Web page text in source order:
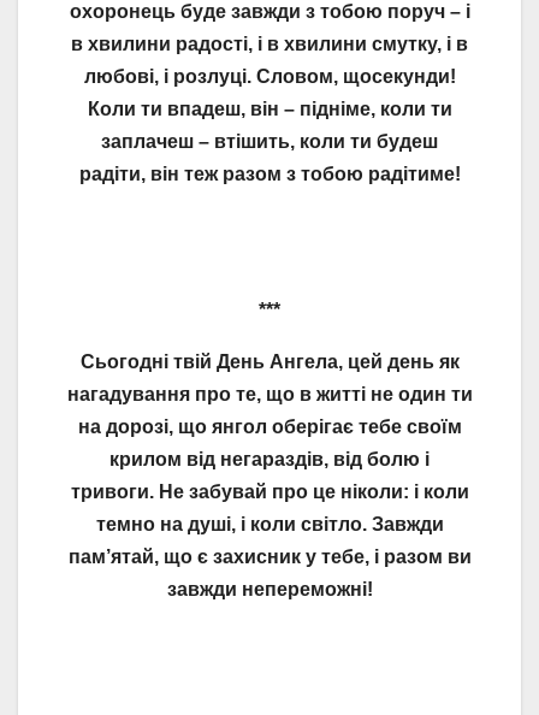
охоронець буде завжди з тобою поруч – і
в хвилини радості, і в хвилини смутку, і в
любові, і розлуці. Словом, щосекунди!
Коли ти впадеш, він – підніме, коли ти
заплачеш – втішить, коли ти будеш
радіти, він теж разом з тобою радітиме!
***
Сьогодні твій День Ангела, цей день як
нагадування про те, що в житті не один ти
на дорозі, що янгол оберігає тебе своїм
крилом від негараздів, від болю і
тривоги. Не забувай про це ніколи: і коли
темно на душі, і коли світло. Завжди
пам’ятай, що є захисник у тебе, і разом ви
завжди непереможні!